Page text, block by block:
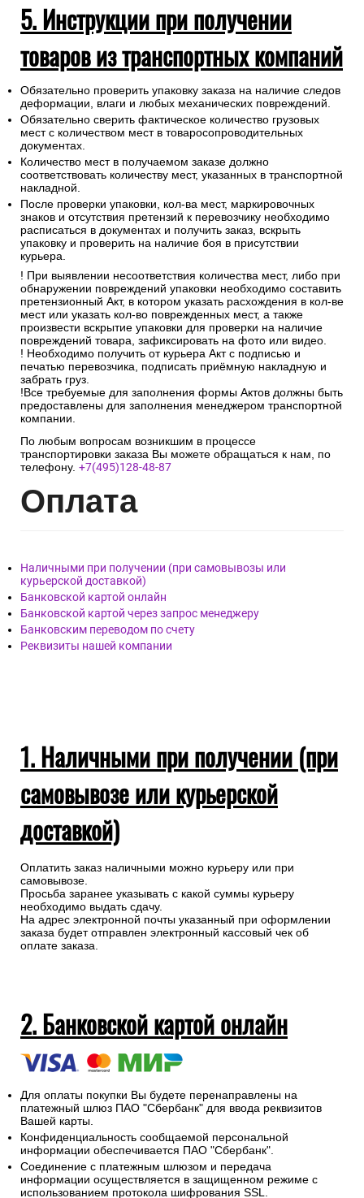
5. Инструкции при получении
товаров из транспортных компаний
Обязательно проверить упаковку заказа на наличие следов
деформации, влаги и любых механических повреждений.
Обязательно сверить фактическое количество грузовых
мест с количеством мест в товаросопроводительных
документах.
Количество мест в получаемом заказе должно
соответствовать количеству мест, указанных в транспортной
накладной.
После проверки упаковки, кол-ва мест, маркировочных
знаков и отсутствия претензий к перевозчику необходимо
расписаться в документах и получить заказ, вскрыть
упаковку и проверить на наличие боя в присутствии
курьера.
! При выявлении несоответствия количества мест, либо при
обнаружении повреждений упаковки необходимо составить
претензионный Акт, в котором указать расхождения в кол-ве
мест или указать кол-во поврежденных мест, а также
произвести вскрытие упаковки для проверки на наличие
повреждений товара, зафиксировать на фото или видео.
! Необходимо получить от курьера Акт с подписью и
печатью перевозчика, подписать приёмную накладную и
забрать груз.
!Все требуемые для заполнения формы Актов должны быть
предоставлены для заполнения менеджером транспортной
компании.
По любым вопросам возникшим в процессе
транспортировки заказа Вы можете обращаться к нам, по
телефону. +7(495)128-48-87
Оплата
Наличными при получении (при самовывозы или
курьерской доставкой)
Банковской картой онлайн
Банковской картой через запрос менеджеру
Банковским переводом по счету
Реквизиты нашей компании
1. Наличными при получении (при
самовывозе или курьерской
доставкой)
Оплатить заказ наличными можно курьеру или при
самовывозе.
Просьба заранее указывать с какой суммы курьеру
необходимо выдать сдачу.
На адрес электронной почты указанный при оформлении
заказа будет отправлен электронный кассовый чек об
оплате заказа.
2. Банковской картой онлайн
Для оплаты покупки Вы будете перенаправлены на
платежный шлюз ПАО "Сбербанк" для ввода реквизитов
Вашей карты.
Конфиденциальность сообщаемой персональной
информации обеспечивается ПАО "Сбербанк".
Соединение с платежным шлюзом и передача
информации осуществляется в защищенном режиме с
использованием протокола шифрования SSL.